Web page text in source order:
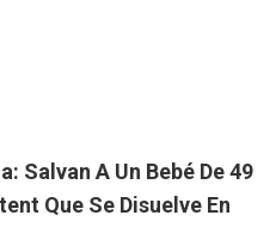
Salvan A Un Bebé De 49
Que Se Disuelve En